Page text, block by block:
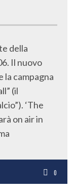
della
Il nuovo
la campagna
(il
‘The
on air in
0